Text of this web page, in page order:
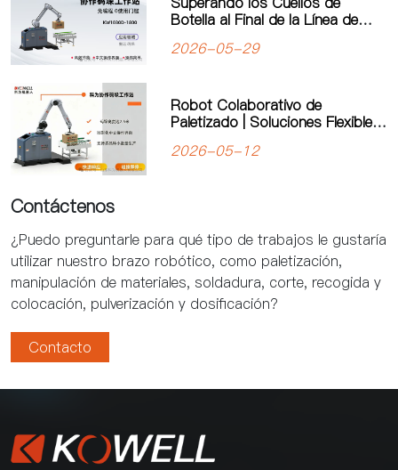
Botella al Final de la Línea de
Paletizador Colaborativo de
2026-05-29
Robot Colaborativo de
Paletizado | Soluciones Flexibles
Robotics
2026-05-12
Contáctenos
¿Puedo preguntarle para qué tipo de trabajos le gustaría
utilizar nuestro brazo robótico, como paletización,
manipulación de materiales, soldadura, corte, recogida y
colocación, pulverización y dosificación?
Contacto